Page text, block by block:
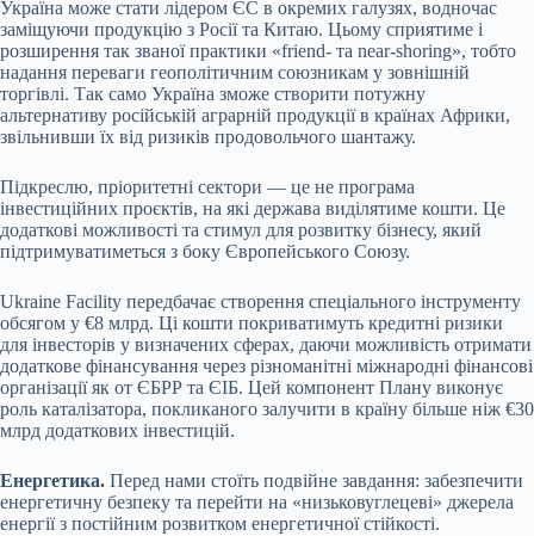
Україна може стати лідером ЄС в окремих галузях, водночас
заміщуючи продукцію з Росії та Китаю. Цьому сприятиме і
розширення так званої практики «friend- та near-shoring», тобто
надання переваги геополітичним союзникам у зовнішній
торгівлі. Так само Україна зможе створити потужну
альтернативу російській аграрній продукції в країнах Африки,
звільнивши їх від ризиків продовольчого шантажу.
Підкреслю, пріоритетні сектори — це не програма
інвестиційних проєктів, на які держава виділятиме кошти. Це
додаткові можливості та стимул для розвитку бізнесу, який
підтримуватиметься з боку Європейського Союзу.
Ukraine Facility передбачає створення спеціального інструменту
обсягом у €8 млрд. Ці кошти покриватимуть кредитні ризики
для інвесторів у визначених сферах, даючи можливість отримати
додаткове фінансування через різноманітні міжнародні фінансові
організації як от ЄБРР та ЄІБ. Цей компонент Плану виконує
роль каталізатора, покликаного залучити в країну більше ніж €30
млрд додаткових інвестицій.
Енергетика. Перед нами стоїть подвійне завдання: забезпечити
енергетичну безпеку та перейти на «низьковуглецеві» джерела
енергії з постійним розвитком енергетичної стійкості.